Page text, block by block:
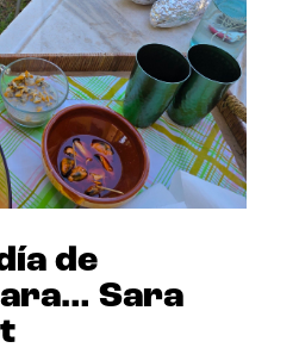
de
Sara